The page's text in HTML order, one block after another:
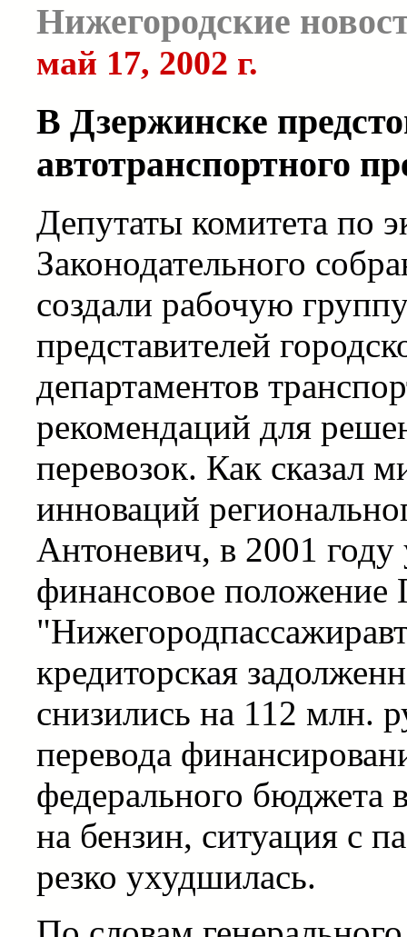
Нижегородские
май 17, 2002 г.
В Дзержинске
автотранспортного
Депутаты комитета по
Законодательного
создали рабочую
представителей
департаментов
рекомендаций для
перевозок. Как сказал
инноваций
Антоневич, в 2001 году
финансовое
кредиторская
снизились на 112 млн.
перевода
федерального бюджета
на бензин, ситуация с
резко ухудшилась.